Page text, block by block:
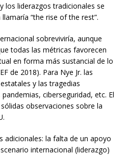
los liderazgos tradicionales se
“the rise of the rest”.
sobreviviría, aunque
todas las métricas favorecen
en forma más sustancial de lo
de 2018). Para Nye Jr. las
y las tragedias
ciberseguridad, etc. El
observaciones sobre la
adicionales: la falta de un apoyo
internacional (liderazgo)